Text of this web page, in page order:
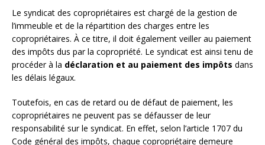
Le syndicat des copropriétaires est chargé de la gestion de
l’immeuble et de la répartition des charges entre les
copropriétaires. À ce titre, il doit également veiller au paiement
des impôts dus par la copropriété. Le syndicat est ainsi tenu de
procéder à la déclaration et au paiement des impôts dans
les délais légaux.
Toutefois, en cas de retard ou de défaut de paiement, les
copropriétaires ne peuvent pas se défausser de leur
responsabilité sur le syndicat. En effet, selon l’article 1707 du
Code général des impôts, chaque copropriétaire demeure